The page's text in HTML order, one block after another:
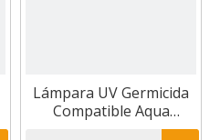
Lámpara UV Germicida
Compatible Aqua
Ultraviolet 57W